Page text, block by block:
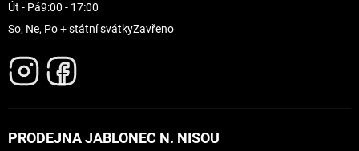
Út - Pá9:00 - 17:00
So, Ne, Po + státní svátkyZavřeno
PRODEJNA JABLONEC N. NISOU